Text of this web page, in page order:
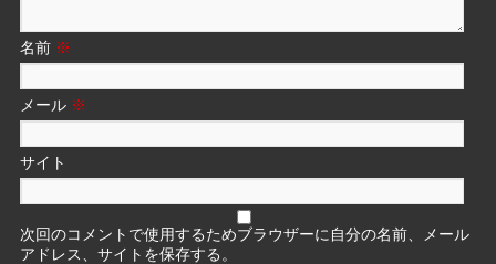
名前 ※
メール ※
サイト
次回のコメントで使用するためブラウザーに自分の名前、メール
アドレス、サイトを保存する。